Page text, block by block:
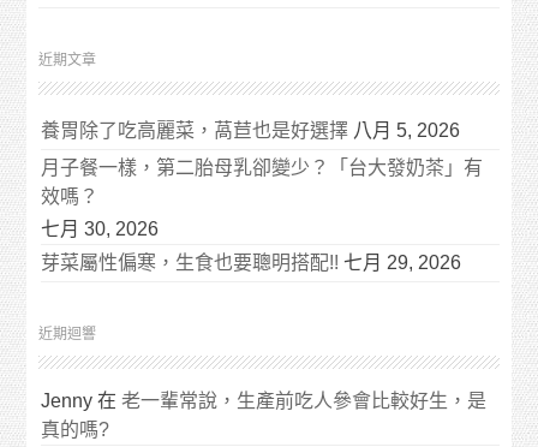
近期文章
養胃除了吃高麗菜，萵苣也是好選擇 八月 5, 2026
月子餐一樣，第二胎母乳卻變少？「台大發奶茶」有
效嗎？
七月 30, 2026
芽菜屬性偏寒，生食也要聰明搭配!! 七月 29, 2026
近期迴響
Jenny 在老一輩常說，生產前吃人參會比較好生，是
真的嗎?